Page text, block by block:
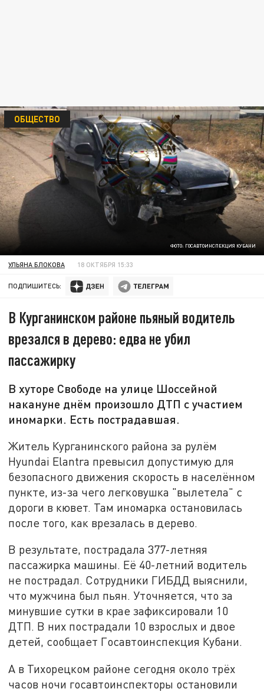
ФОТО: ГОСАВТОИНСПЕКЦИЯ КУБАНИ
ОБЩЕСТВО
УЛЬЯНА БЛОКОВА 18 ОКТЯБРЯ 15:33
ПОДПИШИТЕСЬ:
В Курганинском районе пьяный водитель
врезался в дерево: едва не убил
пассажирку
В хуторе Свободе на улице Шоссейной
накануне днём произошло ДТП с участием
иномарки. Есть пострадавшая.
Житель Курганинского района за рулём
Hyundai Elantra превысил допустимую для
безопасного движения скорость в населённом
пункте, из-за чего легковушка "вылетела" с
дороги в кювет. Там иномарка остановилась
после того, как врезалась в дерево.
В результате, пострадала 377-летняя
пассажирка машины. Её 40-летний водитель
не пострадал. Сотрудники ГИБДД выяснили,
что мужчина был пьян. Уточняется, что за
минувшие сутки в крае зафиксировали 10
ДТП. В них пострадали 10 взрослых и двое
детей, сообщает Госавтоинспекция Кубани.
А в Тихорецком районе сегодня около трёх
часов ночи госавтоинспекторы остановили